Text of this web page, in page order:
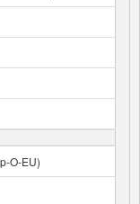
O-EU)